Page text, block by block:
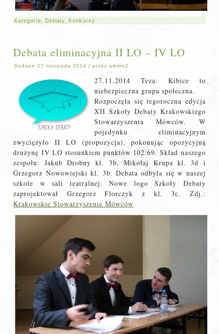
Kategoria: Debaty Konkursy
Debata eliminacyjna II LO – IV LO
Dodane 27 listopada 2014 |przez admin2
27.11.2014 Teza: Kibice to
niebezpieczna grupa społeczna.
Rozpoczęła się tegoroczna edycja
XII Szkoły Debaty Krakowskiego
Stowarzyszenia Mówców. W
pojedynku eliminacyjnym
zwyciężyło II LO (propozycja), pokonując opozycyjną
drużynę IV LO stosunkiem punktów 102:69. Skład naszego
zespołu: Jakub Drobny kl. 3b, Mikołaj Krupa kl. 3d i
Grzegorz Nowowiejski kl. 3b. Debata odbyła się w naszej
szkole w sali teatralnej. Nowe logo Szkoły Debaty
zaprojektował Grzegorz Florczyk z kl. 3c. Zdj.:
Krakowskie Stowarzyszenie Mówców